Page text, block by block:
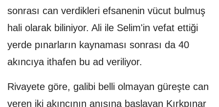
sonrası can verdikleri efsanenin vücut bulmuş
hali olarak biliniyor. Ali ile Selim'in vefat ettiği
yerde pınarların kaynaması sonrası da 40
akıncıya ithafen bu ad veriliyor.
Rivayete göre, galibi belli olmayan güreşte can
veren iki akıncının anısına başlayan Kırkpınar